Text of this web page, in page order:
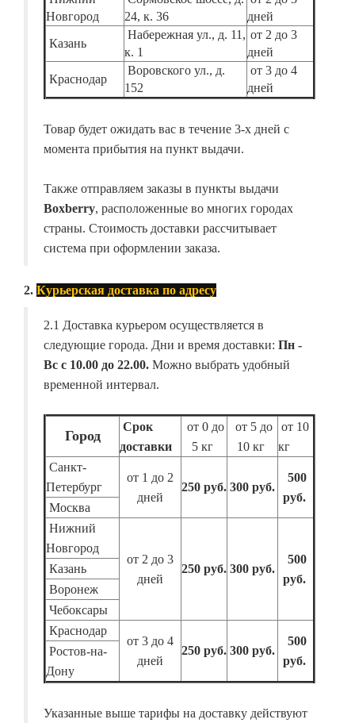
Новгород
24, к. 36
дней
Казань
Набережная ул., д. 11,
к. 1
от 2 до 3
дней
Краснодар
Воровского ул., д.
152
от 3 до 4
дней
Товар будет ожидать вас в течение 3-х дней с
момента прибытия на пункт выдачи.
Также отправляем заказы в пункты выдачи
Boxberry, расположенные во многих городах
страны. Стоимость доставки рассчитывает
система при оформлении заказа.
2. Курьерская доставка по адресу
2.1 Доставка курьером осуществляется в
следующие города. Дни и время доставки: Пн -
Вс с 10.00 до 22.00. Можно выбрать удобный
временной интервал.
Город
Срок
доставки
от 0 до
5 кг
от 5 до
10 кг
от 10
кг
Санкт-
Петербург
от 1 до 2
дней
250 руб. 300 руб.
500
руб.
Москва
Нижний
Новгород
от 2 до 3
дней
250 руб. 300 руб.
500
руб.
Казань
Воронеж
Чебоксары
Краснодар
от 3 до 4
дней
250 руб. 300 руб.
500
руб.
Ростов-на-
Дону
Указанные выше тарифы на доставку действуют